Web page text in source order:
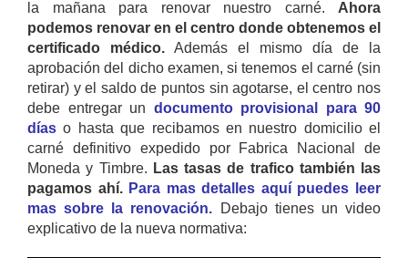
la mañana para renovar nuestro carné. Ahora
podemos renovar en el centro donde obtenemos el
certificado médico. Además el mismo día de la
aprobación del dicho examen, si tenemos el carné (sin
retirar) y el saldo de puntos sin agotarse, el centro nos
debe entregar un documento provisional para 90
días o hasta que recibamos en nuestro domicilio el
carné definitivo expedido por Fabrica Nacional de
Moneda y Timbre. Las tasas de trafico también las
pagamos ahí. Para mas detalles aquí puedes leer
mas sobre la renovación. Debajo tienes un video
explicativo de la nueva normativa: